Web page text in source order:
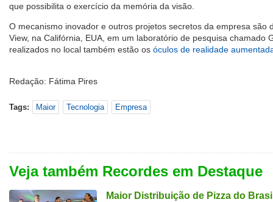
que possibilita o exercício da memória da visão.
O mecanismo inovador e outros projetos secretos da empresa são
View, na Califórnia, EUA, em um laboratório de pesquisa chamado
realizados no local também estão os óculos de realidade
Redação: Fátima Pires
Tags: Maior Tecnologia Empresa
Veja também Recordes em Destaque
Maior Distribuição de Pizza do